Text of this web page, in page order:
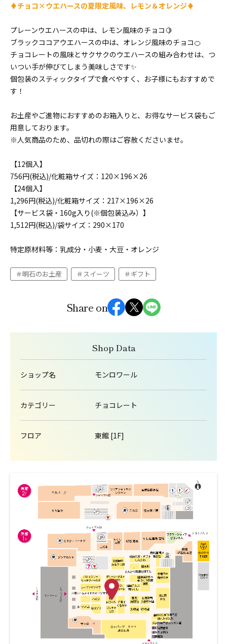
♦チョコ×ウエハースの夏限定風味、レモン＆オレンジ♦
プレーンウエハースの中は、レモン風味のチョコ🍋
ブラックココアウエハースの中は、オレンジ風味のチョコ🍊
チョコレートの風味とサクサクのウエハースの組み合わせは、つ
いつい手が伸びてしまう美味しさです✨
個包装のスティックタイプで食べやすく、お子様にもおすすめで
す！
お土産やご進物におすすめのお箱入りと、お得なサービス袋もご
用意しております。
※人気商品のため、品切れの際はご容赦くださいませ。
【12個入】
756円(税込)/化粧箱サイズ：120×196×26
【24個入】
1,296円(税込)/化粧箱サイズ：217×196×26
【サービス袋・160g入り(※個包装込み）】
1,512円(税込)/袋サイズ：290×170
特定原材料等：乳成分・小麦・大豆・オレンジ
明石のお土産 スイーツ ギフト
Share on
Shop Data
ショップ名 モンロワール
カテゴリー チョコレート
フロア 東館 [1F]